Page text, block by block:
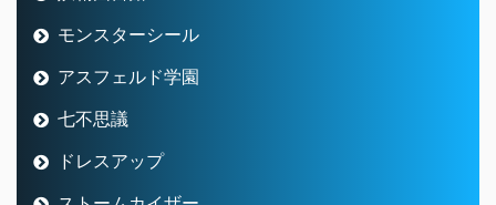
モンスターシール
アスフェルド学園
七不思議
ドレスアップ